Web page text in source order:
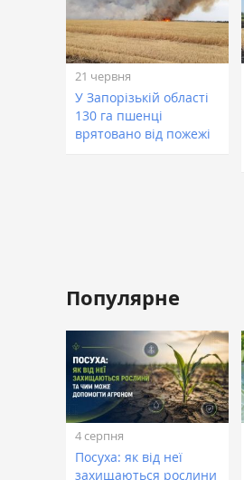
21 червня
У Запорізькій області
130 га пшенці
врятовано від пожежі
Популярне
4 серпня
Посуха: як від неї
захищаються рослини